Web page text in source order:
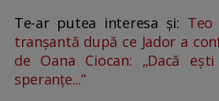
Te-ar putea interesa și: Teo
tranșantă după ce Jador a
de Oana Ciocan: „Dacă
speranțe...”